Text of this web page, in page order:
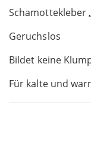
Schamottekleber
Geruchslos
Bildet keine
Für kalte und
gallery
to
beginning
the
images
gallery